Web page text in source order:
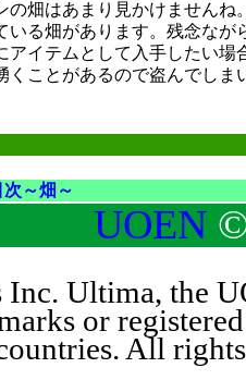
畑はあまり見かけませんね
いる畑があります。残念な
アイテムとして入手したい場
くことがあるので盗んでしま
次～畑～
UOEN
Ultima, the
or
All